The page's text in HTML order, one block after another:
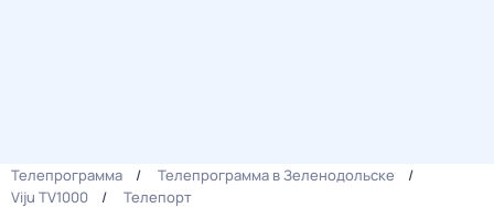
Телепрограмма
Телепрограмма в Зеленодольске
Viju TV1000
Телепорт